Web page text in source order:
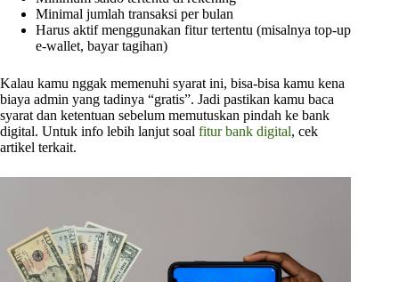
Minimal jumlah transaksi per bulan
Harus aktif menggunakan fitur tertentu (misalnya top-up
e-wallet, bayar tagihan)
Kalau kamu nggak memenuhi syarat ini, bisa-bisa kamu kena
biaya admin yang tadinya “gratis”. Jadi pastikan kamu baca
syarat dan ketentuan sebelum memutuskan pindah ke bank
digital. Untuk info lebih lanjut soal fitur bank digital, cek
artikel terkait.